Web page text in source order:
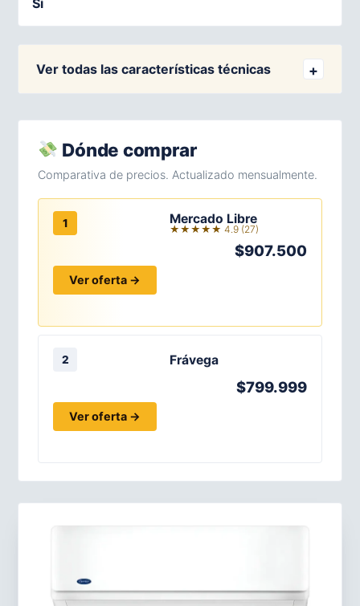
Sí
Ver todas las características técnicas
Dónde comprar
Comparativa de precios. Actualizado mensualmente.
1 Mercado Libre
★★★★★ 4.9 (27)
$907.500
Ver oferta →
2 Frávega
$799.999
Ver oferta →